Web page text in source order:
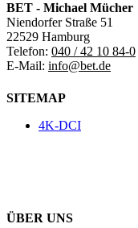
BET - Michael Mücher
Niendorfer Straße 51
22529 Hamburg
Telefon: 040 / 42 10 84-0
E-Mail: info@bet.de
SITEMAP
4K-DCI
ÜBER UNS